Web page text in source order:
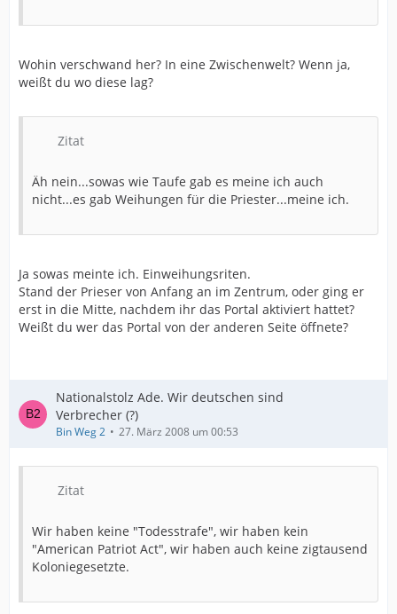
Wohin verschwand her? In eine Zwischenwelt? Wenn ja,
weißt du wo diese lag?
Zitat
Äh nein...sowas wie Taufe gab es meine ich auch
nicht...es gab Weihungen für die Priester...meine ich.
Ja sowas meinte ich. Einweihungsriten.
Stand der Prieser von Anfang an im Zentrum, oder ging er
erst in die Mitte, nachdem ihr das Portal aktiviert hattet?
Weißt du wer das Portal von der anderen Seite öffnete?
Nationalstolz Ade. Wir deutschen sind
Verbrecher (?)
Bin Weg 2 27. März 2008 um 00:53
Zitat
Wir haben keine "Todesstrafe", wir haben kein
"American Patriot Act", wir haben auch keine zigtausend
Koloniegesetzte.